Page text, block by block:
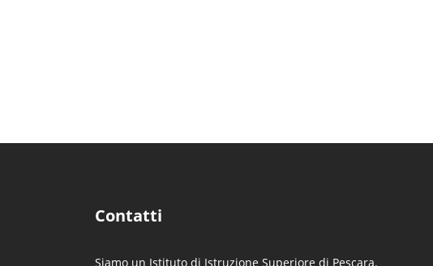
Contatti
Siamo un Istituto di Istruzione Superiore di Pescara.